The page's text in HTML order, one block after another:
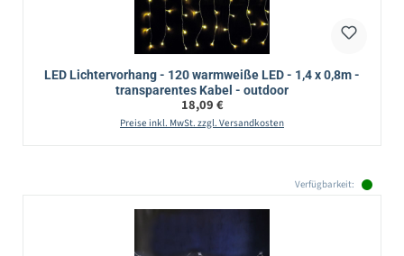
LED Lichtervorhang - 120 warmweiße LED - 1,4 x 0,8m -
transparentes Kabel - outdoor
Regulärer Preis:
18,09 €
Preise inkl. MwSt. zzgl. Versandkosten
Verfügbarkeit: